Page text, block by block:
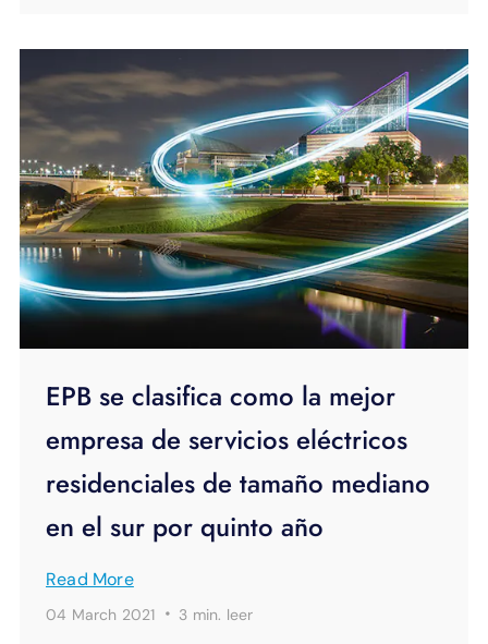
EPB se clasifica como la mejor
empresa de servicios eléctricos
residenciales de tamaño mediano
en el sur por quinto año
Read More
04 March 2021 · 3 min. leer